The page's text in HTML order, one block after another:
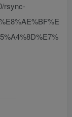
rsync-